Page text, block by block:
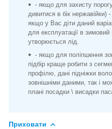
- якщо для захисту
дивитися в бік нержавійки)
якщо у Вас діти даний
для експлуатації в
утворюється лід.
- якщо для поліпшення
підбір краще робити з
профілю, дані підніжки
зовнішніми даними, так і
плані посадки \ висадки
Приховати